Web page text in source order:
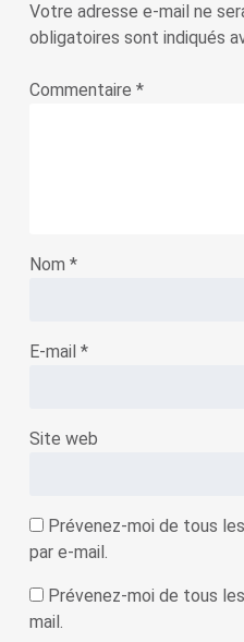
Votre adresse e-mail ne
obligatoires sont indiqués
Commentaire *
Nom *
E-mail *
Site web
Prévenez-moi de tous
par e-mail.
Prévenez-moi de tous
mail.